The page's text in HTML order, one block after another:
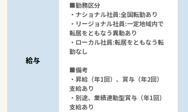
給与
■勤務区分
・ナショナル社員:全国転勤あり
・リージョナル社員:一定地域内で
転居をともなう異動あり
・ローカル社員:転居をともなう転
勤なし
■備考
・昇給（年1回）、賞与（年2回）
支給あり
・別途、業績連動型賞与（年1回）
支給あり